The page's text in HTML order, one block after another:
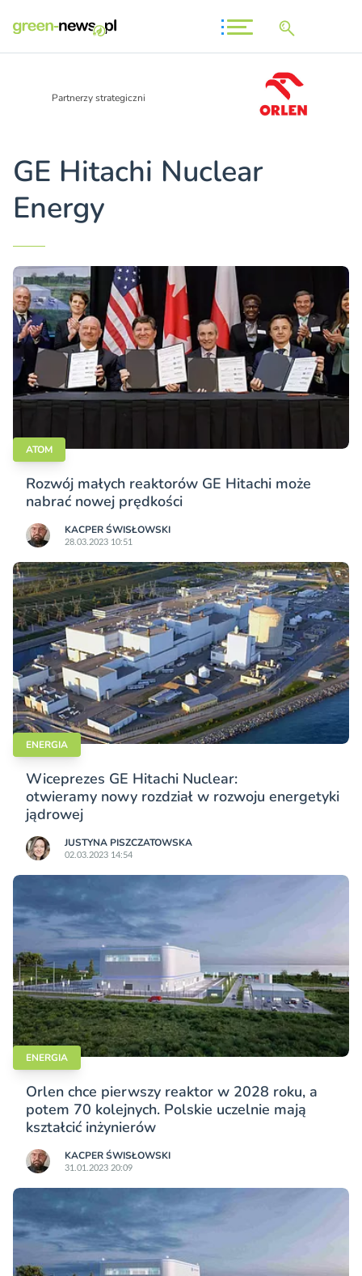
Partnerzy strategiczni
GE Hitachi Nuclear
Energy
ATOM
Rozwój małych reaktorów GE Hitachi może
nabrać nowej prędkości
KACPER ŚWISŁO­WSKI
28.03.2023 10:51
ENERGIA
Wiceprezes GE Hitachi Nuclear:
otwieramy nowy rozdział w rozwoju energetyki
jądrowej
JUSTYNA PISZCZATOWSKA
02.03.2023 14:54
ENERGIA
Orlen chce pierwszy reaktor w 2028 roku, a
potem 70 kolejnych. Polskie uczelnie mają
kształcić inżynierów
KACPER ŚWISŁO­WSKI
31.01.2023 20:09